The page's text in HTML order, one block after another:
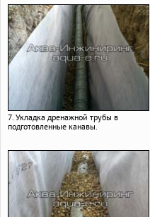
7. Укладка дренажной трубы в
подготовленные канавы.